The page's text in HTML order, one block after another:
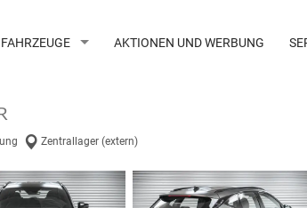
FAHRZEUGE AKTIONEN UND WERBUNG
Zentrallager (extern)